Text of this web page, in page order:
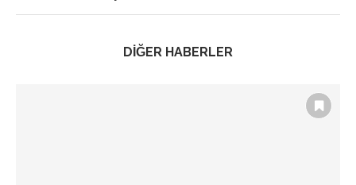
DİĞER HABERLER